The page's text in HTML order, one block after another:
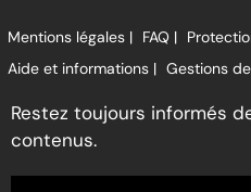
Mentions légales | FAQ |
Aide et informations | Gestions
Restez toujours informés
contenus.